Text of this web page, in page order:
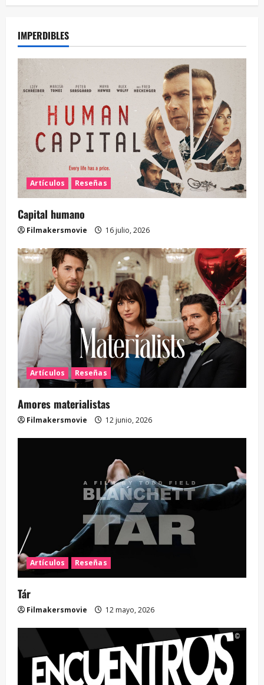
IMPERDIBLES
Artículos Reseñas
Capital humano
Filmakersmovie 16 julio, 2026
Artículos Reseñas
Amores materialistas
Filmakersmovie 12 junio, 2026
Artículos Reseñas
Tár
Filmakersmovie 12 mayo, 2026